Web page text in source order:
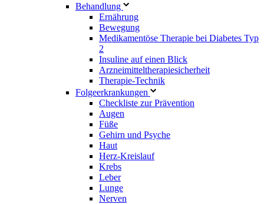
Behandlung
Ernährung
Bewegung
Medikamentöse Therapie bei Diabetes Typ
2
Insuline auf einen Blick
Arzneimitteltherapie­sicherheit
Therapie-Technik
Fol­ge­er­kran­kun­gen
Checkliste zur Prävention
Augen
Füße
Gehirn und Psyche
Haut
Herz-Kreislauf
Krebs
Leber
Lunge
Nerven